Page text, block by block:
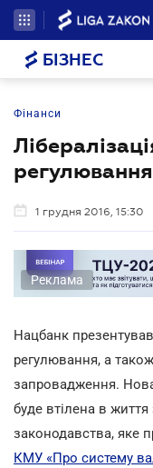
БІЗНЕС
Фінанси
1 грудня 2016, 15:30
Реклама
Нацбанк
регулювання, а
запровадження.
буде втілена в
законодавства, яке
КМУ «Про систему